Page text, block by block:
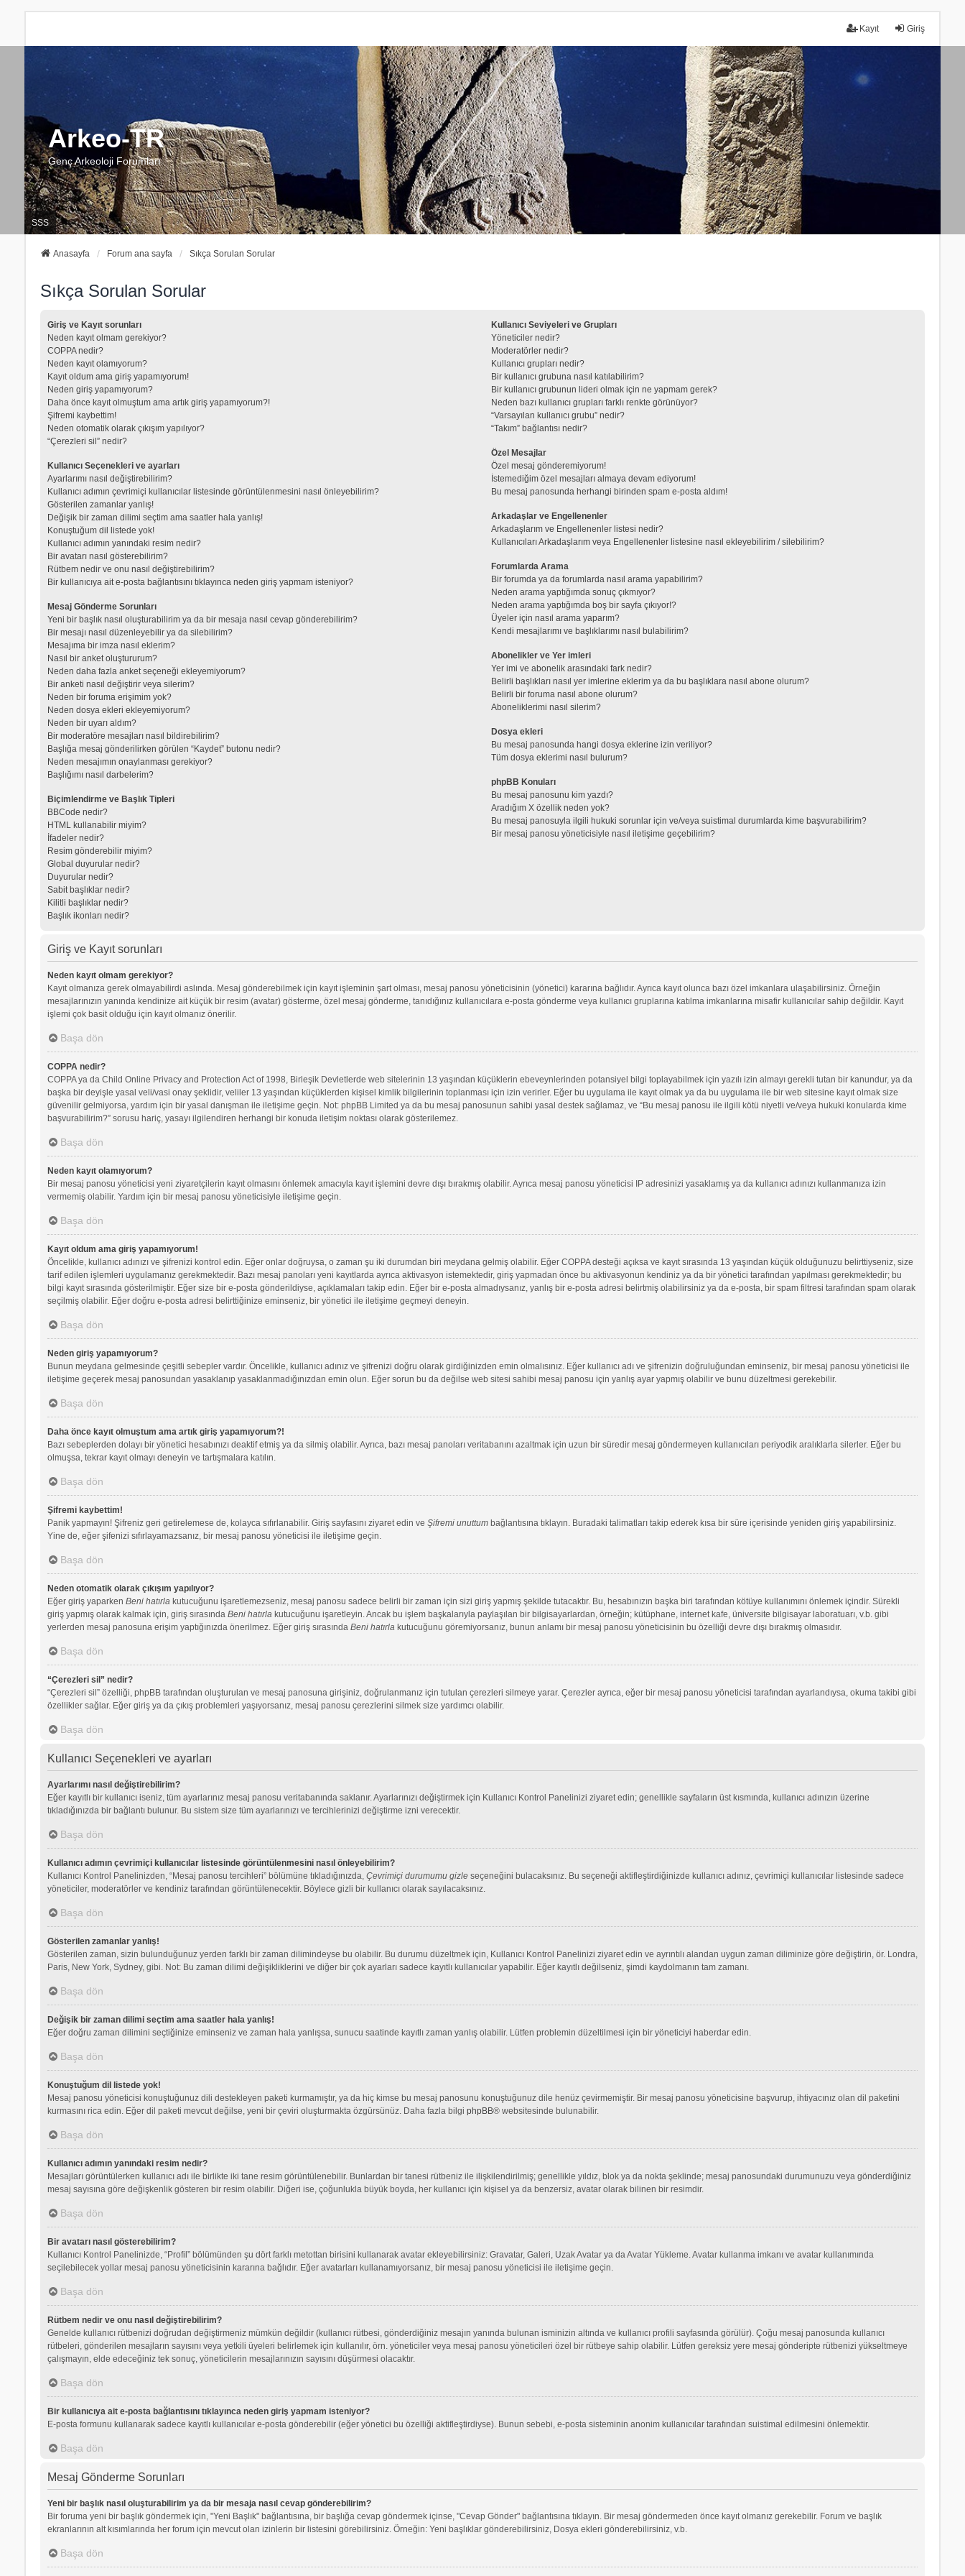
Giriş
Kayıt
Arkeo-TR
Genç Arkeoloji Forumları
SSS
Anasayfa Forum ana sayfa Sıkça Sorulan Sorular
Sıkça Sorulan Sorular
Giriş ve Kayıt sorunları
Neden kayıt olmam gerekiyor?
COPPA nedir?
Neden kayıt olamıyorum?
Kayıt oldum ama giriş yapamıyorum!
Neden giriş yapamıyorum?
Daha önce kayıt olmuştum ama artık giriş yapamıyorum?!
Şifremi kaybettim!
Neden otomatik olarak çıkışım yapılıyor?
“Çerezleri sil” nedir?
Kullanıcı Seçenekleri ve ayarları
Ayarlarımı nasıl değiştirebilirim?
Kullanıcı adımın çevrimiçi kullanıcılar listesinde görüntülenmesini nasıl önleyebilirim?
Gösterilen zamanlar yanlış!
Değişik bir zaman dilimi seçtim ama saatler hala yanlış!
Konuştuğum dil listede yok!
Kullanıcı adımın yanındaki resim nedir?
Bir avatarı nasıl gösterebilirim?
Rütbem nedir ve onu nasıl değiştirebilirim?
Bir kullanıcıya ait e-posta bağlantısını tıklayınca neden giriş yapmam isteniyor?
Mesaj Gönderme Sorunları
Yeni bir başlık nasıl oluşturabilirim ya da bir mesaja nasıl cevap gönderebilirim?
Bir mesajı nasıl düzenleyebilir ya da silebilirim?
Mesajıma bir imza nasıl eklerim?
Nasıl bir anket oluştururum?
Neden daha fazla anket seçeneği ekleyemiyorum?
Bir anketi nasıl değiştirir veya silerim?
Neden bir foruma erişimim yok?
Neden dosya ekleri ekleyemiyorum?
Neden bir uyarı aldım?
Bir moderatöre mesajları nasıl bildirebilirim?
Başlığa mesaj gönderilirken görülen “Kaydet” butonu nedir?
Neden mesajımın onaylanması gerekiyor?
Başlığımı nasıl darbelerim?
Biçimlendirme ve Başlık Tipleri
BBCode nedir?
HTML kullanabilir miyim?
İfadeler nedir?
Resim gönderebilir miyim?
Global duyurular nedir?
Duyurular nedir?
Sabit başlıklar nedir?
Kilitli başlıklar nedir?
Başlık ikonları nedir?
Kullanıcı Seviyeleri ve Grupları
Yöneticiler nedir?
Moderatörler nedir?
Kullanıcı grupları nedir?
Bir kullanıcı grubuna nasıl katılabilirim?
Bir kullanıcı grubunun lideri olmak için ne yapmam gerek?
Neden bazı kullanıcı grupları farklı renkte görünüyor?
“Varsayılan kullanıcı grubu” nedir?
“Takım” bağlantısı nedir?
Özel Mesajlar
Özel mesaj gönderemiyorum!
İstemediğim özel mesajları almaya devam ediyorum!
Bu mesaj panosunda herhangi birinden spam e-posta aldım!
Arkadaşlar ve Engellenenler
Arkadaşlarım ve Engellenenler listesi nedir?
Kullanıcıları Arkadaşlarım veya Engellenenler listesine nasıl ekleyebilirim / silebilirim?
Forumlarda Arama
Bir forumda ya da forumlarda nasıl arama yapabilirim?
Neden arama yaptığımda sonuç çıkmıyor?
Neden arama yaptığımda boş bir sayfa çıkıyor!?
Üyeler için nasıl arama yaparım?
Kendi mesajlarımı ve başlıklarımı nasıl bulabilirim?
Abonelikler ve Yer imleri
Yer imi ve abonelik arasındaki fark nedir?
Belirli başlıkları nasıl yer imlerine eklerim ya da bu başlıklara nasıl abone olurum?
Belirli bir foruma nasıl abone olurum?
Aboneliklerimi nasıl silerim?
Dosya ekleri
Bu mesaj panosunda hangi dosya eklerine izin veriliyor?
Tüm dosya eklerimi nasıl bulurum?
phpBB Konuları
Bu mesaj panosunu kim yazdı?
Aradığım X özellik neden yok?
Bu mesaj panosuyla ilgili hukuki sorunlar için ve/veya suistimal durumlarda kime başvurabilirim?
Bir mesaj panosu yöneticisiyle nasıl iletişime geçebilirim?
Giriş ve Kayıt sorunları
Neden kayıt olmam gerekiyor?
Kayıt olmanıza gerek olmayabilirdi aslında. Mesaj gönderebilmek için kayıt işleminin şart olması, mesaj panosu yöneticisinin (yönetici) kararına bağlıdır. Ayrıca kayıt olunca bazı özel imkanlara ulaşabilirsiniz. Örneğin
mesajlarınızın yanında kendinize ait küçük bir resim (avatar) gösterme, özel mesaj gönderme, tanıdığınız kullanıcılara e-posta gönderme veya kullanıcı gruplarına katılma imkanlarına misafir kullanıcılar sahip değildir. Kayıt
işlemi çok basit olduğu için kayıt olmanız önerilir.
Başa dön
COPPA nedir?
COPPA ya da Child Online Privacy and Protection Act of 1998, Birleşik Devletlerde web sitelerinin 13 yaşından küçüklerin ebeveynlerinden potansiyel bilgi toplayabilmek için yazılı izin almayı gerekli tutan bir kanundur, ya da
başka bir deyişle yasal veli/vasi onay şeklidir, veliler 13 yaşından küçüklerden kişisel kimlik bilgilerinin toplanması için izin verirler. Eğer bu uygulama ile kayıt olmak ya da bu uygulama ile bir web sitesine kayıt olmak size
güvenilir gelmiyorsa, yardım için bir yasal danışman ile iletişime geçin. Not: phpBB Limited ya da bu mesaj panosunun sahibi yasal destek sağlamaz, ve “Bu mesaj panosu ile ilgili kötü niyetli ve/veya hukuki konularda kime
başvurabilirim?” sorusu hariç, yasayı ilgilendiren herhangi bir konuda iletişim noktası olarak gösterilemez.
Başa dön
Neden kayıt olamıyorum?
Bir mesaj panosu yöneticisi yeni ziyaretçilerin kayıt olmasını önlemek amacıyla kayıt işlemini devre dışı bırakmış olabilir. Ayrıca mesaj panosu yöneticisi IP adresinizi yasaklamış ya da kullanıcı adınızı kullanmanıza izin
vermemiş olabilir. Yardım için bir mesaj panosu yöneticisiyle iletişime geçin.
Başa dön
Kayıt oldum ama giriş yapamıyorum!
Öncelikle, kullanıcı adınızı ve şifrenizi kontrol edin. Eğer onlar doğruysa, o zaman şu iki durumdan biri meydana gelmiş olabilir. Eğer COPPA desteği açıksa ve kayıt sırasında 13 yaşından küçük olduğunuzu belirttiyseniz, size
tarif edilen işlemleri uygulamanız gerekmektedir. Bazı mesaj panoları yeni kayıtlarda ayrıca aktivasyon istemektedir, giriş yapmadan önce bu aktivasyonun kendiniz ya da bir yönetici tarafından yapılması gerekmektedir; bu
bilgi kayıt sırasında gösterilmiştir. Eğer size bir e-posta gönderildiyse, açıklamaları takip edin. Eğer bir e-posta almadıysanız, yanlış bir e-posta adresi belirtmiş olabilirsiniz ya da e-posta, bir spam filtresi tarafından spam olarak
seçilmiş olabilir. Eğer doğru e-posta adresi belirttiğinize eminseniz, bir yönetici ile iletişime geçmeyi deneyin.
Başa dön
Neden giriş yapamıyorum?
Bunun meydana gelmesinde çeşitli sebepler vardır. Öncelikle, kullanıcı adınız ve şifrenizi doğru olarak girdiğinizden emin olmalısınız. Eğer kullanıcı adı ve şifrenizin doğruluğundan eminseniz, bir mesaj panosu yöneticisi ile
iletişime geçerek mesaj panosundan yasaklanıp yasaklanmadığınızdan emin olun. Eğer sorun bu da değilse web sitesi sahibi mesaj panosu için yanlış ayar yapmış olabilir ve bunu düzeltmesi gerekebilir.
Başa dön
Daha önce kayıt olmuştum ama artık giriş yapamıyorum?!
Bazı sebeplerden dolayı bir yönetici hesabınızı deaktif etmiş ya da silmiş olabilir. Ayrıca, bazı mesaj panoları veritabanını azaltmak için uzun bir süredir mesaj göndermeyen kullanıcıları periyodik aralıklarla silerler. Eğer bu
olmuşsa, tekrar kayıt olmayı deneyin ve tartışmalara katılın.
Başa dön
Şifremi kaybettim!
Panik yapmayın! Şifreniz geri getirelemese de, kolayca sıfırlanabilir. Giriş sayfasını ziyaret edin ve Şifremi unuttumbağlantısına tıklayın. Buradaki talimatları takip ederek kısa bir süre içerisinde yeniden giriş yapabilirsiniz.
Yine de, eğer şifenizi sıfırlayamazsanız, bir mesaj panosu yöneticisi ile iletişime geçin.
Başa dön
Neden otomatik olarak çıkışım yapılıyor?
Eğer giriş yaparken Beni hatırlakutucuğunu işaretlemezseniz, mesaj panosu sadece belirli bir zaman için sizi giriş yapmış şekilde tutacaktır. Bu, hesabınızın başka biri tarafından kötüye kullanımını önlemek içindir. Sürekli
giriş yapmış olarak kalmak için, giriş sırasında Beni hatırlakutucuğunu işaretleyin. Ancak bu işlem başkalarıyla paylaşılan bir bilgisayarlardan, örneğin; kütüphane, internet kafe, üniversite bilgisayar laboratuarı, v.b. gibi
yerlerden mesaj panosuna erişim yaptığınızda önerilmez. Eğer giriş sırasında Beni hatırlakutucuğunu göremiyorsanız, bunun anlamı bir mesaj panosu yöneticisinin bu özelliği devre dışı bırakmış olmasıdır.
Başa dön
“Çerezleri sil” nedir?
“Çerezleri sil” özelliği, phpBB tarafından oluşturulan ve mesaj panosuna girişiniz, doğrulanmanız için tutulan çerezleri silmeye yarar. Çerezler ayrıca, eğer bir mesaj panosu yöneticisi tarafından ayarlandıysa, okuma takibi gibi
özellikler sağlar. Eğer giriş ya da çıkış problemleri yaşıyorsanız, mesaj panosu çerezlerini silmek size yardımcı olabilir.
Başa dön
Kullanıcı Seçenekleri ve ayarları
Ayarlarımı nasıl değiştirebilirim?
Eğer kayıtlı bir kullanıcı iseniz, tüm ayarlarınız mesaj panosu veritabanında saklanır. Ayarlarınızı değiştirmek için Kullanıcı Kontrol Panelinizi ziyaret edin; genellikle sayfaların üst kısmında, kullanıcı adınızın üzerine
tıkladığınızda bir bağlantı bulunur. Bu sistem size tüm ayarlarınızı ve tercihlerinizi değiştirme izni verecektir.
Başa dön
Kullanıcı adımın çevrimiçi kullanıcılar listesinde görüntülenmesini nasıl önleyebilirim?
Kullanıcı Kontrol Panelinizden, “Mesaj panosu tercihleri” bölümüne tıkladığınızda, Çevrimiçi durumumu gizleseçeneğini bulacaksınız. Bu seçeneği aktifleştirdiğinizde kullanıcı adınız, çevrimiçi kullanıcılar listesinde sadece
yöneticiler, moderatörler ve kendiniz tarafından görüntülenecektir. Böylece gizli bir kullanıcı olarak sayılacaksınız.
Başa dön
Gösterilen zamanlar yanlış!
Gösterilen zaman, sizin bulunduğunuz yerden farklı bir zaman dilimindeyse bu olabilir. Bu durumu düzeltmek için, Kullanıcı Kontrol Panelinizi ziyaret edin ve ayrıntılı alandan uygun zaman diliminize göre değiştirin, ör. Londra,
Paris, New York, Sydney, gibi. Not: Bu zaman dilimi değişikliklerini ve diğer bir çok ayarları sadece kayıtlı kullanıcılar yapabilir. Eğer kayıtlı değilseniz, şimdi kaydolmanın tam zamanı.
Başa dön
Değişik bir zaman dilimi seçtim ama saatler hala yanlış!
Eğer doğru zaman dilimini seçtiğinize eminseniz ve zaman hala yanlışsa, sunucu saatinde kayıtlı zaman yanlış olabilir. Lütfen problemin düzeltilmesi için bir yöneticiyi haberdar edin.
Başa dön
Konuştuğum dil listede yok!
Mesaj panosu yöneticisi konuştuğunuz dili destekleyen paketi kurmamıştır, ya da hiç kimse bu mesaj panosunu konuştuğunuz dile henüz çevirmemiştir. Bir mesaj panosu yöneticisine başvurup, ihtiyacınız olan dil paketini
kurmasını rica edin. Eğer dil paketi mevcut değilse, yeni bir çeviri oluşturmakta özgürsünüz. Daha fazla bilgi phpBB® websitesinde bulunabilir.
Başa dön
Kullanıcı adımın yanındaki resim nedir?
Mesajları görüntülerken kullanıcı adı ile birlikte iki tane resim görüntülenebilir. Bunlardan bir tanesi rütbeniz ile ilişkilendirilmiş; genellikle yıldız, blok ya da nokta şeklinde; mesaj panosundaki durumunuzu veya gönderdiğiniz
mesaj sayısına göre değişkenlik gösteren bir resim olabilir. Diğeri ise, çoğunlukla büyük boyda, her kullanıcı için kişisel ya da benzersiz, avatar olarak bilinen bir resimdir.
Başa dön
Bir avatarı nasıl gösterebilirim?
Kullanıcı Kontrol Panelinizde, “Profil” bölümünden şu dört farklı metottan birisini kullanarak avatar ekleyebilirsiniz: Gravatar, Galeri, Uzak Avatar ya da Avatar Yükleme. Avatar kullanma imkanı ve avatar kullanımında
seçilebilecek yollar mesaj panosu yöneticisinin kararına bağlıdır. Eğer avatarları kullanamıyorsanız, bir mesaj panosu yöneticisi ile iletişime geçin.
Başa dön
Rütbem nedir ve onu nasıl değiştirebilirim?
Genelde kullanıcı rütbenizi doğrudan değiştirmeniz mümkün değildir (kullanıcı rütbesi, gönderdiğiniz mesajın yanında bulunan isminizin altında ve kullanıcı profili sayfasında görülür). Çoğu mesaj panosunda kullanıcı
rütbeleri, gönderilen mesajların sayısını veya yetkili üyeleri belirlemek için kullanılır, örn. yöneticiler veya mesaj panosu yöneticileri özel bir rütbeye sahip olabilir. Lütfen gereksiz yere mesaj gönderipte rütbenizi yükseltmeye
çalışmayın, elde edeceğiniz tek sonuç, yöneticilerin mesajlarınızın sayısını düşürmesi olacaktır.
Başa dön
Bir kullanıcıya ait e-posta bağlantısını tıklayınca neden giriş yapmam isteniyor?
E-posta formunu kullanarak sadece kayıtlı kullanıcılar e-posta gönderebilir (eğer yönetici bu özelliği aktifleştirdiyse). Bunun sebebi, e-posta sisteminin anonim kullanıcılar tarafından suistimal edilmesini önlemektir.
Başa dön
Mesaj Gönderme Sorunları
Yeni bir başlık nasıl oluşturabilirim ya da bir mesaja nasıl cevap gönderebilirim?
Bir foruma yeni bir başlık göndermek için, "Yeni Başlık" bağlantısına, bir başlığa cevap göndermek içinse, "Cevap Gönder" bağlantısına tıklayın. Bir mesaj göndermeden önce kayıt olmanız gerekebilir. Forum ve başlık
ekranlarının alt kısımlarında her forum için mevcut olan izinlerin bir listesini görebilirsiniz. Örneğin: Yeni başlıklar gönderebilirsiniz, Dosya ekleri gönderebilirsiniz, v.b.
Başa dön